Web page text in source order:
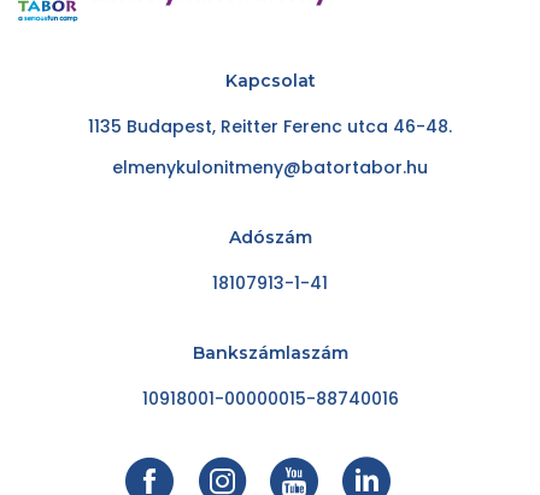
Kapcsolat
1135 Budapest, Reitter Ferenc utca 46-48.
elmenykulonitmeny@batortabor.hu
Adószám
18107913-1-41
Bankszámlaszám
10918001-00000015-88740016